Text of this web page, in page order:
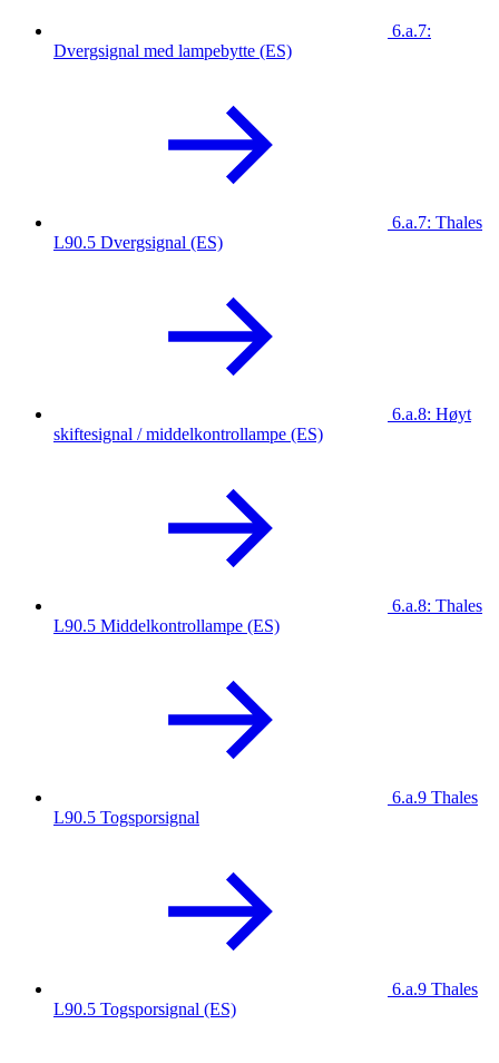
6.a.7:
Dvergsignal med lampebytte (ES)
6.a.7: Thales
L90.5 Dvergsignal (ES)
6.a.8: Høyt
skiftesignal / middelkontrollampe (ES)
6.a.8: Thales
L90.5 Middelkontrollampe (ES)
6.a.9 Thales
L90.5 Togsporsignal
6.a.9 Thales
L90.5 Togsporsignal (ES)